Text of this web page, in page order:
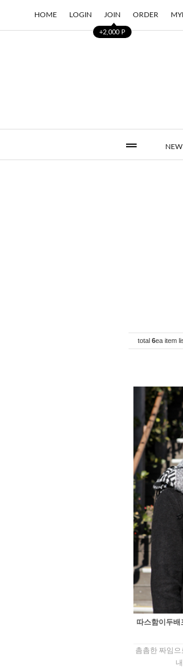
HOME LOGIN JOIN
+2,000 P
ORDER
NEW
total 6ea item
따스함이두배
촘촘한 짜임